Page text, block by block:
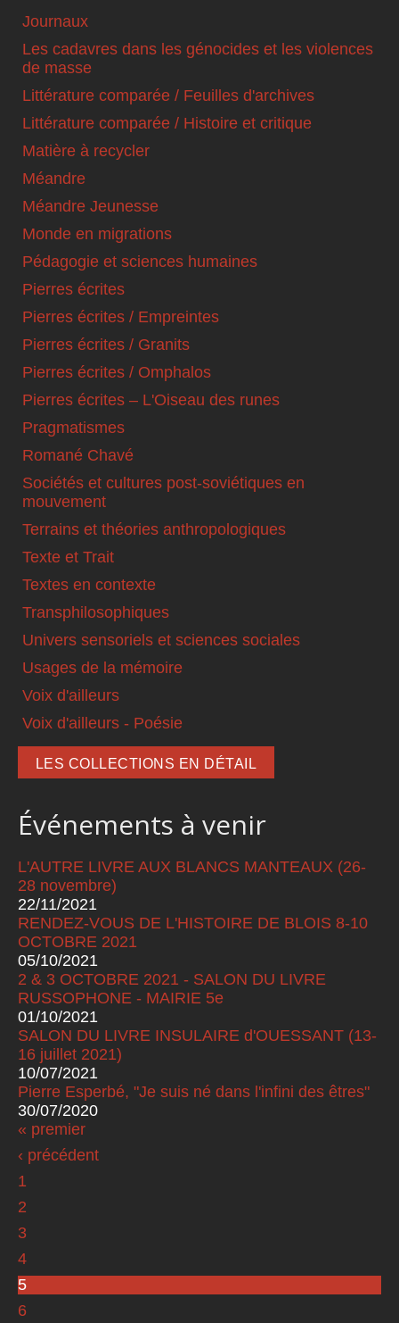
Journaux
Les cadavres dans les génocides et les violences
de masse
Littérature comparée / Feuilles d'archives
Littérature comparée / Histoire et critique
Matière à recycler
Méandre
Méandre Jeunesse
Monde en migrations
Pédagogie et sciences humaines
Pierres écrites
Pierres écrites / Empreintes
Pierres écrites / Granits
Pierres écrites / Omphalos
Pierres écrites – L'Oiseau des runes
Pragmatismes
Romané Chavé
Sociétés et cultures post-soviétiques en
mouvement
Terrains et théories anthropologiques
Texte et Trait
Textes en contexte
Transphilosophiques
Univers sensoriels et sciences sociales
Usages de la mémoire
Voix d'ailleurs
Voix d'ailleurs - Poésie
LES COLLECTIONS EN DÉTAIL
Événements à venir
L'AUTRE LIVRE AUX BLANCS MANTEAUX (26-
28 novembre)
22/11/2021
RENDEZ-VOUS DE L'HISTOIRE DE BLOIS 8-10
OCTOBRE 2021
05/10/2021
2 & 3 OCTOBRE 2021 - SALON DU LIVRE
RUSSOPHONE - MAIRIE 5e
01/10/2021
SALON DU LIVRE INSULAIRE d'OUESSANT (13-
16 juillet 2021)
10/07/2021
Pierre Esperbé, "Je suis né dans l'infini des êtres"
30/07/2020
Pages
« premier
‹ précédent
1
2
3
4
5
6